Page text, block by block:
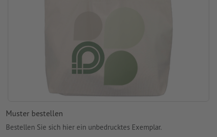
Muster bestellen
Bestellen Sie sich hier ein unbedrucktes Exemplar.